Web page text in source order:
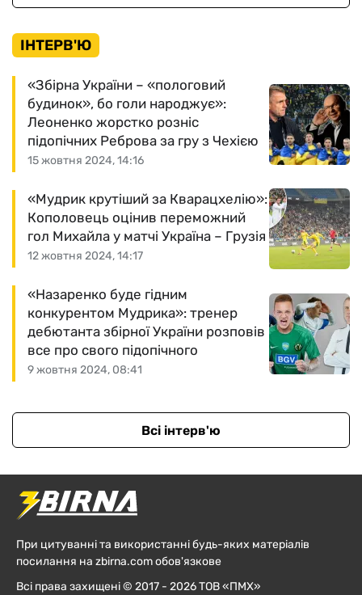
ІНТЕРВ'Ю
15 жовтня 2024, 14:16
«Збірна України – «пологовий
будинок», бо голи народжує»:
Леоненко жорстко розніс
підопічних Реброва за гру з Чехією
12 жовтня 2024, 14:17
«Мудрик крутіший за Кварацхелію»:
Кополовець оцінив переможний
гол Михайла у матчі Україна – Грузія
9 жовтня 2024, 08:41
«Назаренко буде гідним
конкурентом Мудрика»: тренер
дебютанта збірної України розповів
все про свого підопічного
Всі інтерв'ю
При цитуванні та використанні будь-яких матеріалів
посилання на zbirna.com обов'язкове
Всі права захищені © 2017 - 2026 ТОВ «ПМХ»